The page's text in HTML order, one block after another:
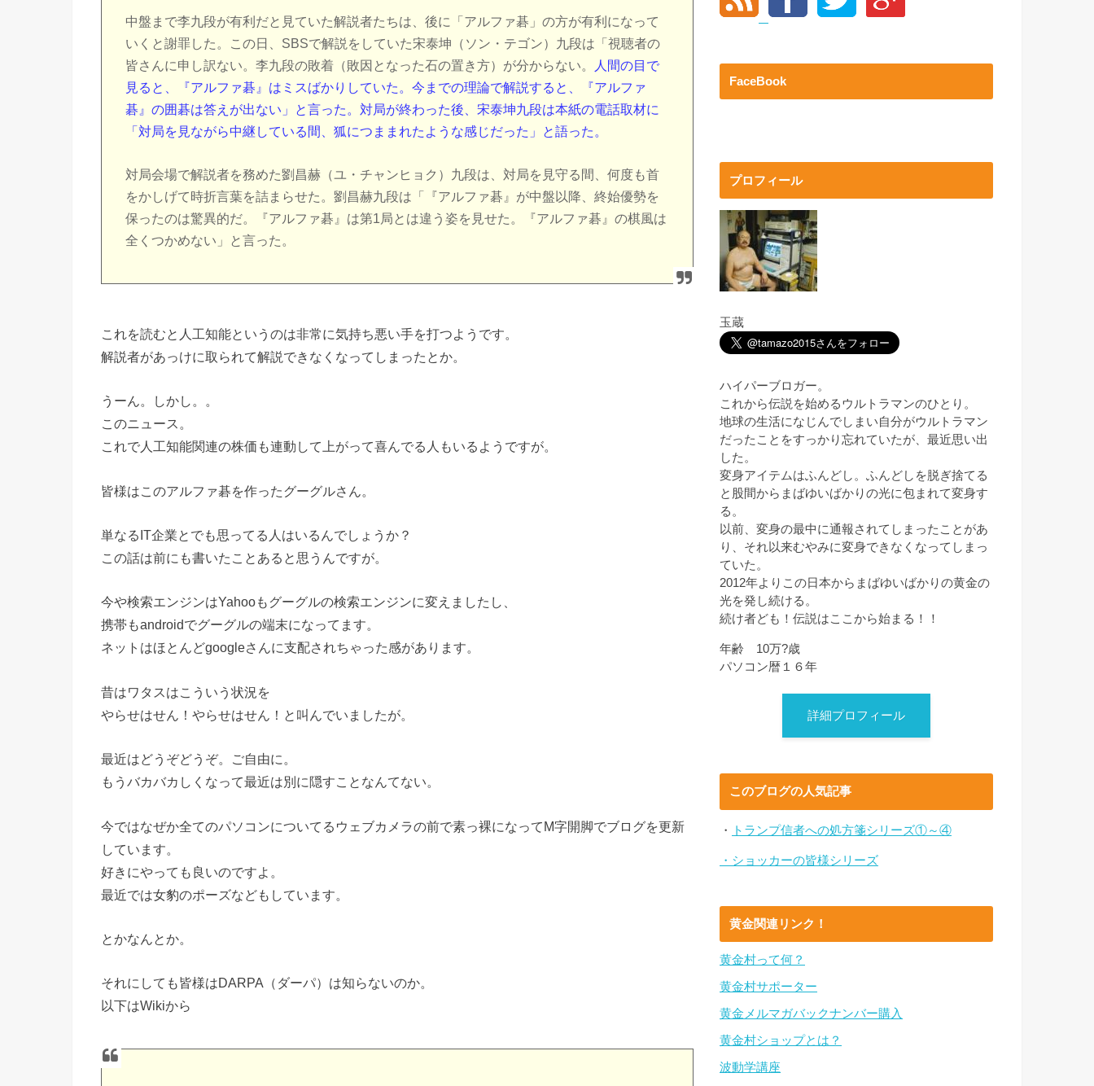
中盤まで李九段が有利だと見ていた解説者たちは、後に「アルファ碁」の方が有利になって
いくと謝罪した。この日、SBSで解説をしていた宋泰坤（ソン・テゴン）九段は「視聴者の
皆さんに申し訳ない。李九段の敗着（敗因となった石の置き方）が分からない。
人間の目で
見ると、『アルファ碁』はミスばかりしていた。今までの理論で解説すると、『アルファ
碁』の囲碁は答えが出ない」と言った。対局が終わった後、宋泰坤九段は本紙の電話取材に
「対局を見ながら中継している間、狐につままれたような感じだった」と語った。
対局会場で解説者を務めた劉昌赫（ユ・チャンヒョク）九段は、対局を見守る間、何度も首
をかしげて時折言葉を詰まらせた。劉昌赫九段は「『アルファ碁』が中盤以降、終始優勢を
保ったのは驚異的だ。『アルファ碁』は第1局とは違う姿を見せた。『アルファ碁』の棋風は
全くつかめない」と言った。
これを読むと人工知能というのは非常に気持ち悪い手を打つようです。
解説者があっけに取られて解説できなくなってしまったとか。
うーん。しかし。。
このニュース。
これで人工知能関連の株価も連動して上がって喜んでる人もいるようですが。
皆様はこのアルファ碁を作ったグーグルさん。
単なるIT企業とでも思ってる人はいるんでしょうか？
この話は前にも書いたことあると思うんですが。
今や検索エンジンはYahooもグーグルの検索エンジンに変えましたし、
携帯もandroidでグーグルの端末になってます。
ネットはほとんどgoogleさんに支配されちゃった感があります。
昔はワタスはこういう状況を
やらせはせん！やらせはせん！と叫んでいましたが。
最近はどうぞどうぞ。ご自由に。
もうバカバカしくなって最近は別に隠すことなんてない。
今ではなぜか全てのパソコンについてるウェブカメラの前で素っ裸になってM字開脚でブログを更新
しています。
好きにやっても良いのですよ。
最近では女豹のポーズなどもしています。
とかなんとか。
それにしても皆様はDARPA（ダーパ）は知らないのか。
以下はWikiから
FaceBook
プロフィール
玉蔵
ハイパーブロガー。
これから伝説を始めるウルトラマンのひとり。
地球の生活になじんでしまい自分がウルトラマン
だったことをすっかり忘れていたが、最近思い出
した。
変身アイテムはふんどし。ふんどしを脱ぎ捨てる
と股間からまばゆいばかりの光に包まれて変身す
る。
以前、変身の最中に通報されてしまったことがあ
り、それ以来むやみに変身できなくなってしまっ
ていた。
2012年よりこの日本からまばゆいばかりの黄金の
光を発し続ける。
続け者ども！伝説はここから始まる！！
年齢 10万?歳
パソコン暦１６年
詳細プロフィール
このブログの人気記事
・ トランプ信者への処方箋シリーズ①～④
・ショッカーの皆様シリーズ
黄金関連リンク！
黄金村って何？
黄金村サポーター
黄金メルマガバックナンバー購入
黄金村ショップとは？
波動学講座